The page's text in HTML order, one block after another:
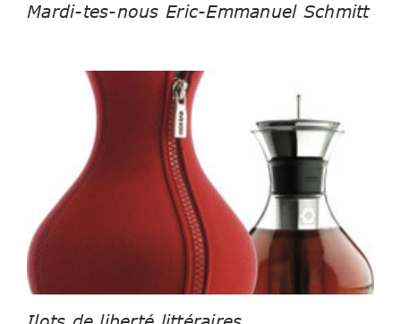
Mardi-tes-nous Eric-Emmanuel Schmitt